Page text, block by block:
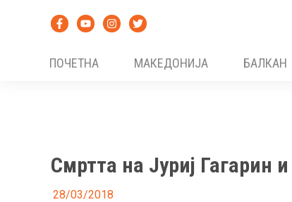
ПОЧЕТНА
МАКЕДОНИЈА БАЛКАН
Смртта на Јуриј Гагарин
28/03/2018